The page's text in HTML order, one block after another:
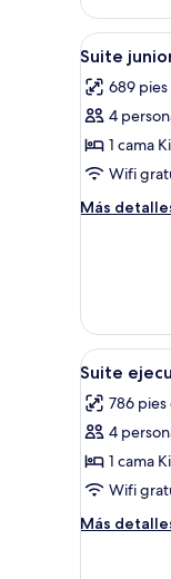
superior
(Collection)
Abrir
todas
las
fotos
de
Suite
junior,
vista
(Lounge
Access)
9
Suite
689
4
1 cama
Wifi
Más
Más
a
la
alberca
(Lounge
Access)
Abrir
todas
las
fotos
de
Suite
ejecutiva
(Lounge
8
Suite
786
4
1 cama
Wifi
Más
Más